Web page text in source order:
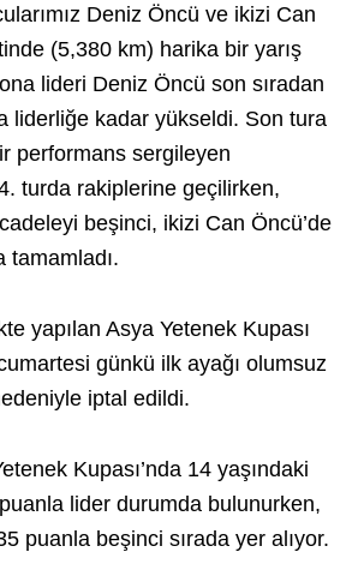
Deniz Öncü ve ikizi Can
(5,380 km) harika bir yarış
lideri Deniz Öncü son sıradan
liderliğe kadar yükseldi. Son tura
performans sergileyen
turda rakiplerine geçilirken,
beşinci, ikizi Can Öncü’de
tamamladı.
yapılan Asya Yetenek Kupası
günkü ilk ayağı olumsuz
iptal edildi.
Kupası’nda 14 yaşındaki
lider durumda bulunurken,
puanla beşinci sırada yer alıyor.